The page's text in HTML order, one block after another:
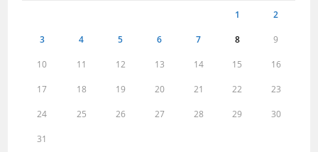
1 2
3 4 5 6 7 8 9
10 11 12 13 14 15 16
17 18 19 20 21 22 23
24 25 26 27 28 29 30
31